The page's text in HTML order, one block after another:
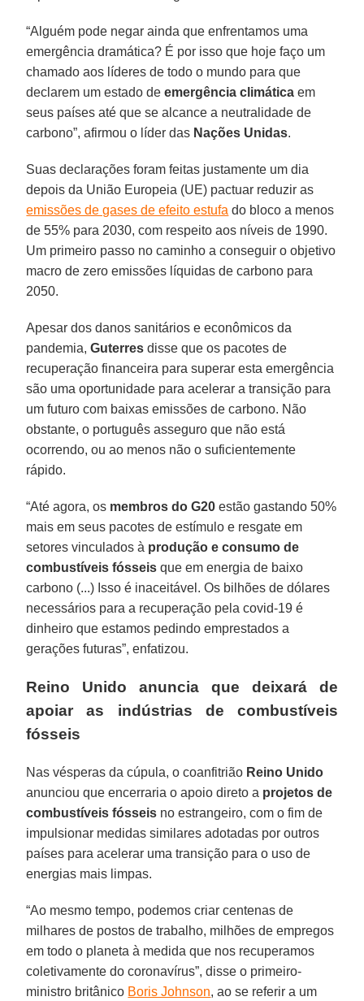
“Alguém pode negar ainda que enfrentamos uma
emergência dramática? É por isso que hoje faço um
chamado aos líderes de todo o mundo para que
declarem um estado deemergência climática em
seus países até que se alcance a neutralidade de
carbono”, afirmou o líder das Nações Unidas.
Suas declarações foram feitas justamente um dia
depois da União Europeia (UE) pactuar reduzir as
emissões de gases de efeito estufa do bloco a menos
de 55% para 2030, com respeito aos níveis de 1990.
Um primeiro passo no caminho a conseguir o objetivo
macro de zero emissões líquidas de carbono para
2050.
Apesar dos danos sanitários e econômicos da
pandemia,Guterres disse que os pacotes de
recuperação financeira para superar esta emergência
são uma oportunidade para acelerar a transição para
um futuro com baixas emissões de carbono. Não
obstante, o português asseguro que não está
ocorrendo, ou ao menos não o suficientemente
rápido.
“Até agora, os membros do G20 estão gastando 50%
mais em seus pacotes de estímulo e resgate em
setores vinculados à produção e consumo de
combustíveis fósseis que em energia de baixo
carbono (...) Isso é inaceitável. Os bilhões de dólares
necessários para a recuperação pela covid-19 é
dinheiro que estamos pedindo emprestados a
gerações futuras”, enfatizou.
Reino Unido anuncia que deixará de
apoiar as indústrias de combustíveis
fósseis
Nas vésperas da cúpula, o coanfitrião Reino Unido
anunciou que encerraria o apoio direto a projetos de
combustíveis fósseis no estrangeiro, com o fim de
impulsionar medidas similares adotadas por outros
países para acelerar uma transição para o uso de
energias mais limpas.
“Ao mesmo tempo, podemos criar centenas de
milhares de postos de trabalho, milhões de empregos
em todo o planeta à medida que nos recuperamos
coletivamente do coronavírus”, disse o primeiro-
ministro britânico Boris Johnson, ao se referir a um